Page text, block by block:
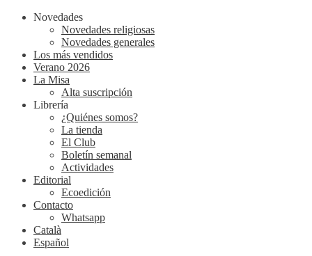
Novedades
Novedades religiosas
Novedades generales
Los más vendidos
Verano 2026
La Misa
Alta suscripción
Librería
¿Quiénes somos?
La tienda
El Club
Boletín semanal
Actividades
Editorial
Ecoedición
Contacto
Whatsapp
Català
Español